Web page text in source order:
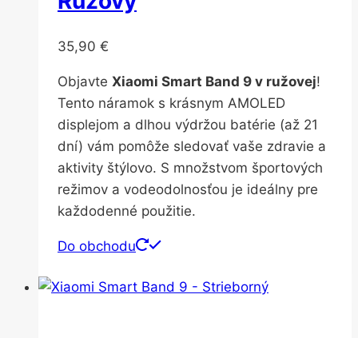
35,90 €
Objavte Xiaomi Smart Band 9 v ružovej!
Tento náramok s krásnym AMOLED
displejom a dlhou výdržou batérie (až 21
dní) vám pomôže sledovať vaše zdravie a
aktivity štýlovo. S množstvom športových
režimov a vodeodolnosťou je ideálny pre
každodenné použitie.
Do obchodu